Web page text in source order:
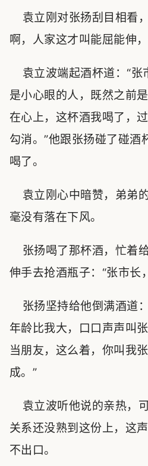
袁立刚对张扬刮目相看
啊，人家这才叫能屈能伸
袁立波端起酒杯道：“张
是小心眼的人，既然之前
在心上，这杯酒我喝了，
勾消。”他跟张扬碰了碰酒
喝了。
袁立刚心中暗赞，弟弟
毫没有落在下风。
张扬喝了那杯酒，忙着
伸手去抢酒瓶子：“张市长
张扬坚持给他倒满酒道
年龄比我大，口口声声叫
当朋友，这么着，你叫我
成。”
袁立波听他说的亲热，
关系还没熟到这份上，这
不出口。